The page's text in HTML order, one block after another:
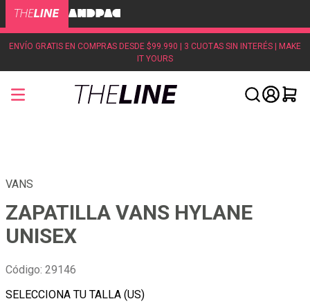
ENVÍO GRATIS EN COMPRAS DESDE $99.990 | 3 CUOTAS SIN INTERÉS | MAKE
IT YOURS
VANS
ZAPATILLA VANS HYLANE
UNISEX
Código: 29146